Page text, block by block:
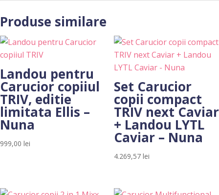
Produse similare
Landou pentru
Carucior copiiul
TRIV, editie
limitata Ellis –
Nuna
999,00 lei
Set Carucior
copii compact
TRIV next Caviar
+ Landou LYTL
Caviar – Nuna
4.269,57 lei